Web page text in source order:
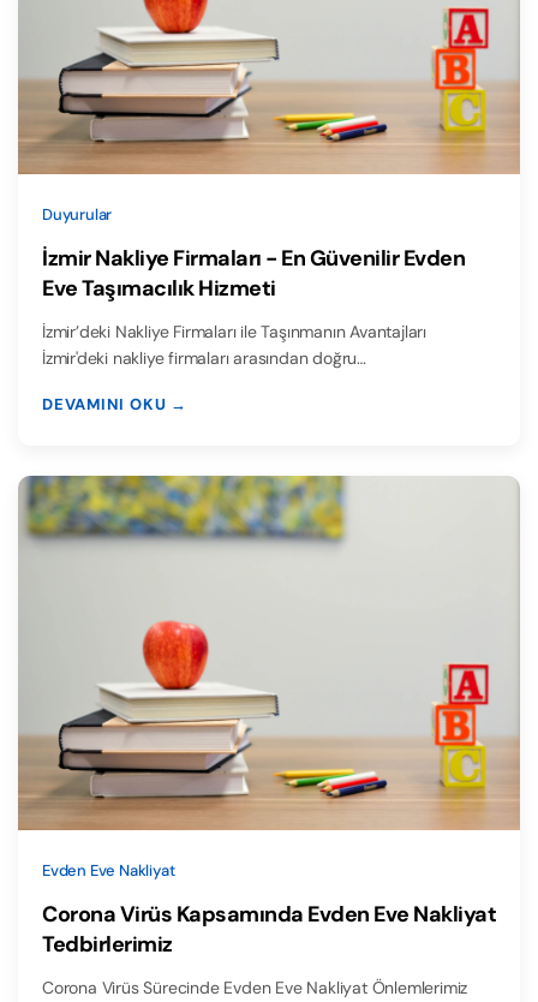
Duyurular
İzmir Nakliye Firmaları - En Güvenilir Evden
Eve Taşımacılık Hizmeti
İzmir’deki Nakliye Firmaları ile Taşınmanın Avantajları
İzmir'deki nakliye firmaları arasından doğru…
DEVAMINI OKU →
Evden Eve Nakliyat
Corona Virüs Kapsamında Evden Eve Nakliyat
Tedbirlerimiz
Corona Virüs Sürecinde Evden Eve Nakliyat Önlemlerimiz